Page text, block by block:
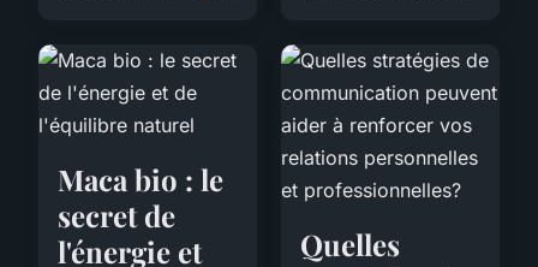
Maca bio : le
secret de
l'énergie et
Quelles